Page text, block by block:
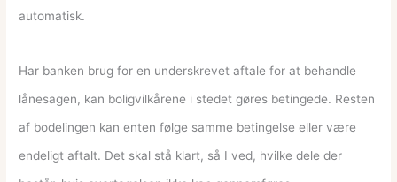
automatisk.
Har banken brug for en underskrevet aftale for at behandle
lånesagen, kan boligvilkårene i stedet gøres betingede. Resten
af bodelingen kan enten følge samme betingelse eller være
endeligt aftalt. Det skal stå klart, så I ved, hvilke dele der